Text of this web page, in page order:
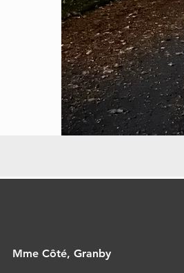
Mme Côté, Granby